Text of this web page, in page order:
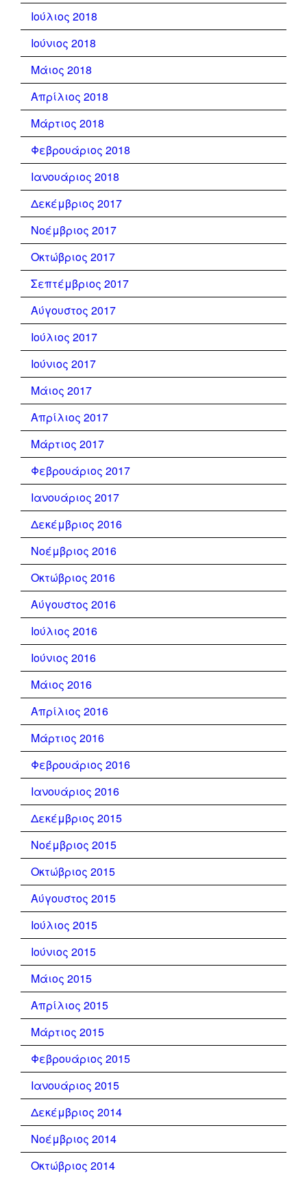
Ιούλιος 2018
Ιούνιος 2018
Μάιος 2018
Απρίλιος 2018
Μάρτιος 2018
Φεβρουάριος 2018
Ιανουάριος 2018
Δεκέμβριος 2017
Νοέμβριος 2017
Οκτώβριος 2017
Σεπτέμβριος 2017
Αύγουστος 2017
Ιούλιος 2017
Ιούνιος 2017
Μάιος 2017
Απρίλιος 2017
Μάρτιος 2017
Φεβρουάριος 2017
Ιανουάριος 2017
Δεκέμβριος 2016
Νοέμβριος 2016
Οκτώβριος 2016
Αύγουστος 2016
Ιούλιος 2016
Ιούνιος 2016
Μάιος 2016
Απρίλιος 2016
Μάρτιος 2016
Φεβρουάριος 2016
Ιανουάριος 2016
Δεκέμβριος 2015
Νοέμβριος 2015
Οκτώβριος 2015
Αύγουστος 2015
Ιούλιος 2015
Ιούνιος 2015
Μάιος 2015
Απρίλιος 2015
Μάρτιος 2015
Φεβρουάριος 2015
Ιανουάριος 2015
Δεκέμβριος 2014
Νοέμβριος 2014
Οκτώβριος 2014